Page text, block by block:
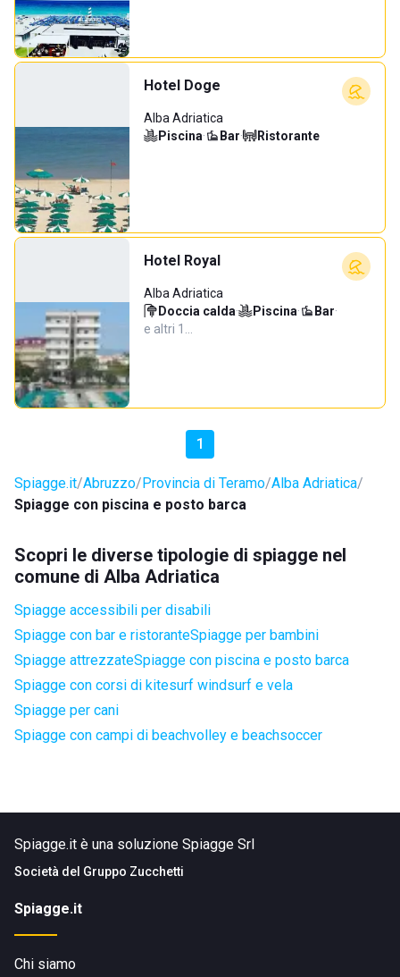
Hotel Doge
Alba Adriatica
Piscina· Bar· Ristorante
Hotel Royal
Alba Adriatica
Doccia calda· Piscina· Bar·
e altri 1…
1
Spiagge.it Abruzzo Provincia di Teramo Alba Adriatica
Spiagge con piscina e posto barca
Scopri le diverse tipologie di spiagge nel
comune di Alba Adriatica
Spiagge accessibili per disabili
Spiagge con bar e ristoranteSpiagge per bambini
Spiagge attrezzateSpiagge con piscina e posto barca
Spiagge con corsi di kitesurf windsurf e vela
Spiagge per cani
Spiagge con campi di beachvolley e beachsoccer
Spiagge.it è una soluzione Spiagge Srl
Società del Gruppo Zucchetti
Spiagge.it
Chi siamo